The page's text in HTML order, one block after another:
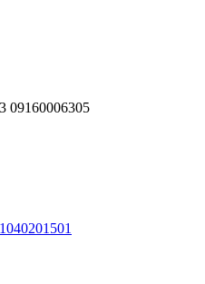
09160006305